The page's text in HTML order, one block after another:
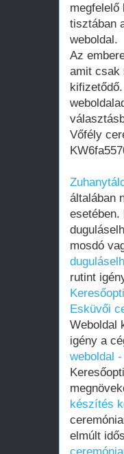
megfelelő
tisztában
weboldal.
Az
amit csak
Vőfély
általában
esetében.
mosdó
rutint
Esküvői
Weboldal
igény a
weboldal
készítés
elmúlt